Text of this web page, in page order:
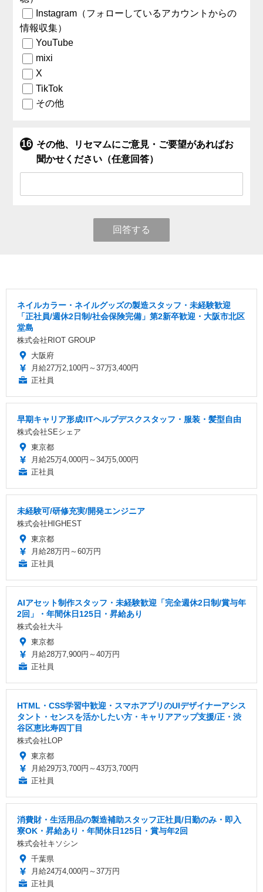
Instagram（フォローしているアカウントからの
情報収集）
YouTube
mixi
X
TikTok
その他
その他、リセマムにご意見・ご要望があればお
聞かせください（任意回答）
回答する
ネイルカラー・ネイルグッズの製造スタッフ・未経験歓迎
「正社員/週休2日制/社会保険完備」第2新卒歓迎・大阪市北区
堂島
株式会社RIOT GROUP
大阪府
月給27万2,100円～37万3,400円
正社員
早期キャリア形成!ITヘルプデスクスタッフ・服装・髪型自由
株式会社SEシェア
東京都
月給25万4,000円～34万5,000円
正社員
未経験可/研修充実/開発エンジニア
株式会社HIGHEST
東京都
月給28万円～60万円
正社員
AIアセット制作スタッフ・未経験歓迎「完全週休2日制/賞与年
2回」・年間休日125日・昇給あり
株式会社大斗
東京都
月給28万7,900円～40万円
正社員
HTML・CSS学習中歓迎・スマホアプリのUIデザイナーアシス
タント・センスを活かしたい方・キャリアアップ支援/正・渋
谷区恵比寿四丁目
株式会社LOP
東京都
月給29万3,700円～43万3,700円
正社員
消費財・生活用品の製造補助スタッフ正社員/日勤のみ・即入
寮OK・昇給あり・年間休日125日・賞与年2回
株式会社キソシン
千葉県
月給24万4,000円～37万円
正社員